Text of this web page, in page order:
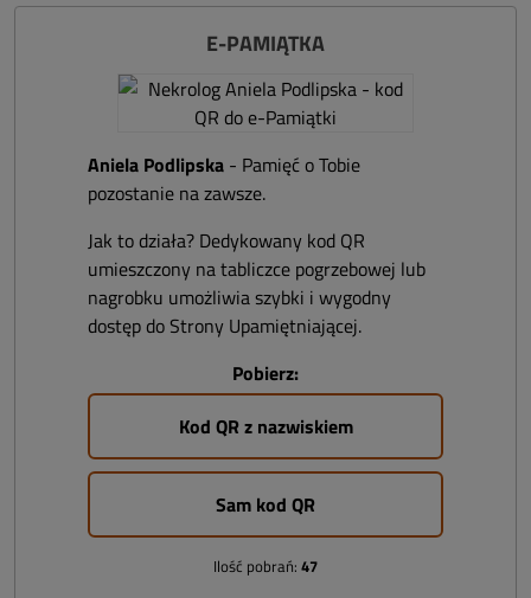
E-PAMIĄTKA
Aniela Podlipska - Pamięć o Tobie
pozostanie na zawsze.
Jak to działa? Dedykowany kod QR
umieszczony na tabliczce pogrzebowej lub
nagrobku umożliwia szybki i wygodny
dostęp do Strony Upamiętniającej.
Pobierz:
Kod QR z nazwiskiem
Sam kod QR
Ilość pobrań: 47